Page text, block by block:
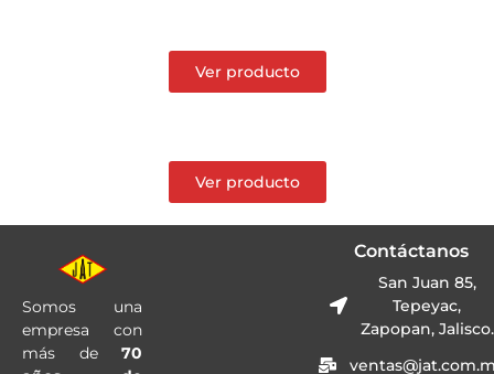
Ver producto
Ver producto
Somos una
empresa con
más de70
Contáctanos
San Juan 85,
Tepeyac,
Zapopan, Jalisco.